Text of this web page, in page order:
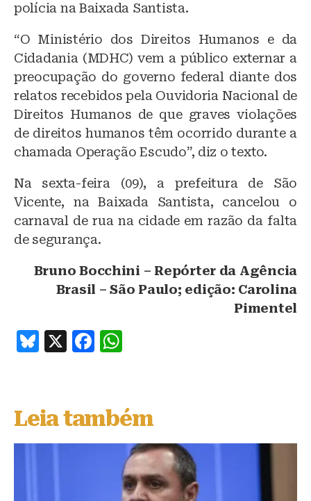
polícia na Baixada Santista.
“O Ministério dos Direitos Humanos e da
Cidadania (MDHC) vem a público externar a
preocupação do governo federal diante dos
relatos recebidos pela Ouvidoria Nacional de
Direitos Humanos de que graves violações
de direitos humanos têm ocorrido durante a
chamada Operação Escudo”, diz o texto.
Na sexta-feira (09), a prefeitura de São
Vicente, na Baixada Santista, cancelou o
carnaval de rua na cidade em razão da falta
de segurança.
Bruno Bocchini – Repórter da Agência
Brasil – São Paulo; edição: Carolina
Pimentel
B
s
k
y
X
F
e
b
o
s
A
p
p
Leia também